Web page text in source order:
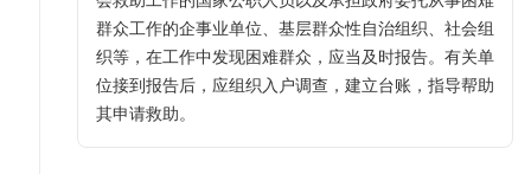
群众工作的企事业单位、基层群众性自治组织、社会组
织等，在工作中发现困难群众，应当及时报告。有关单
位接到报告后，应组织入户调查，建立台账，指导帮助
其申请救助。